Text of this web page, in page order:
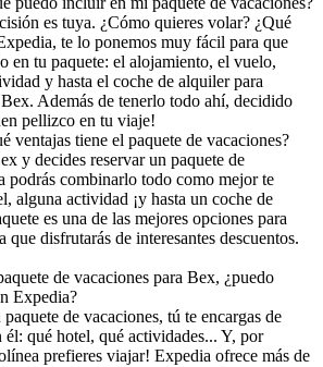
es tuya. ¿Cómo quieres volar? ¿Qué
te lo ponemos muy fácil para que
en tu paquete: el alojamiento, el vuelo,
y hasta el coche de alquiler para
Además de tenerlo todo ahí, decidido
pellizco en tu viaje!
ventajas tiene el paquete de vacaciones?
y decides reservar un paquete de
podrás combinarlo todo como mejor te
alguna actividad ¡y hasta un coche de
es una de las mejores opciones para
que disfrutarás de interesantes descuentos.
de vacaciones para Bex, ¿puedo
Expedia?
de vacaciones, tú te encargas de
qué hotel, qué actividades... Y, por
prefieres viajar! Expedia ofrece más de